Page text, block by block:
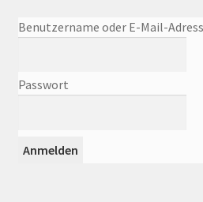
Benutzername oder E-Mail-
Passwort